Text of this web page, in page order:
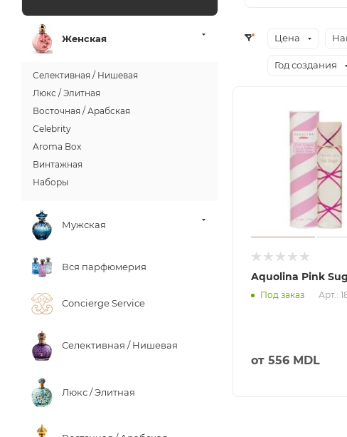
Цена
Год создания
Aquolina Pink
Под заказ Арт.:
от 556 MDL
Женская
Селективная / Нишевая
Люкс / Элитная
Восточная / Арабская
Celebrity
Aroma Box
Винтажная
Наборы
Мужская
Вся парфюмерия
Concierge Service
Селективная / Нишевая
Люкс / Элитная